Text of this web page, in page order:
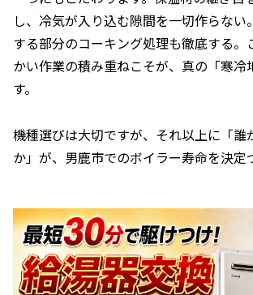
し、冷気が入り込む隙間を一切作らない
する部分のコーキング処理も徹底する。
かい作業の積み重ねこそが、真の「寒冷
す。
機種選びは大切ですが、それ以上に「誰
か」が、男鹿市でのボイラー寿命を決定